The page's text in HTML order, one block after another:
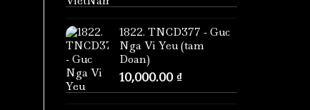
1822. TNCD377 - Guc
Nga Vi Yeu (tam
Doan)
10,000.00 ₫